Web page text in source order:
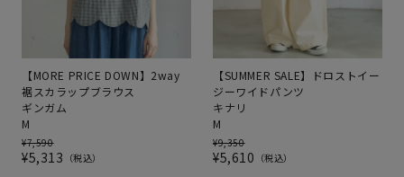
【MORE PRICE DOWN】2way
裾スカラップブラウス
ギンガム
M
¥7,590
¥5,313 税込
【SUMMER SALE】ドロストイー
ジーワイドパンツ
キナリ
M
¥9,350
¥5,610 税込